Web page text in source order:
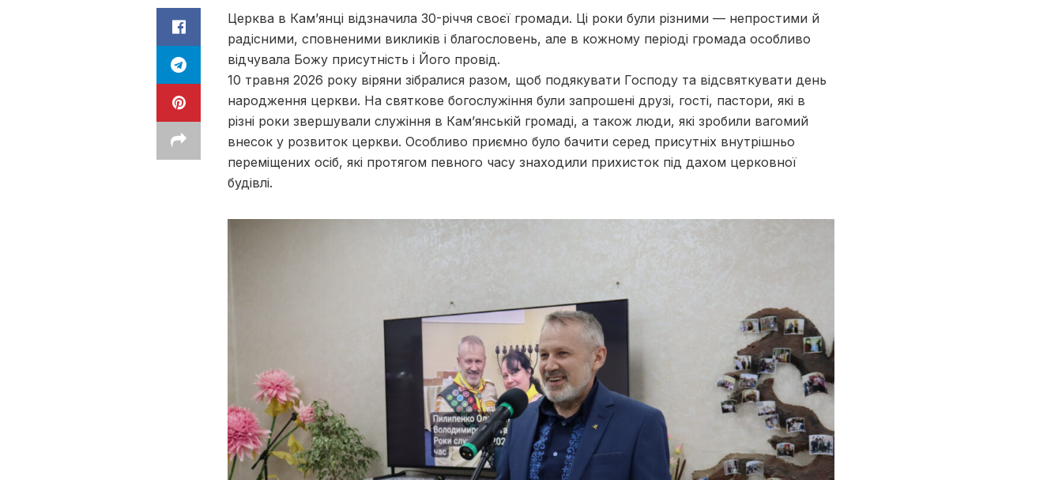
Церква в Кам’янці відзначила 30-річчя своєї громади. Ці роки були різними — непростими й
радісними, сповненими викликів і благословень, але в кожному періоді громада особливо
відчувала Божу присутність і Його провід.
10 травня 2026 року віряни зібралися разом, щоб подякувати Господу та відсвяткувати день
народження церкви. На святкове богослужіння були запрошені друзі, гості, пастори, які в
різні роки звершували служіння в Кам’янській громаді, а також люди, які зробили вагомий
внесок у розвиток церкви. Особливо приємно було бачити серед присутніх внутрішньо
переміщених осіб, які протягом певного часу знаходили прихисток під дахом церковної
будівлі.